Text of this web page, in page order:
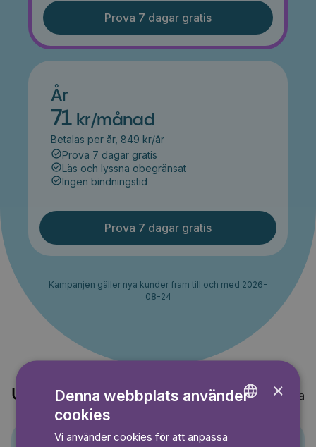
Prova 7 dagar gratis
År
71 kr/månad
Betalas per år, 849 kr/år
Prova 7 dagar gratis
Läs och lyssna obegränsat
Ingen bindningstid
Prova 7 dagar gratis
Kampanjen gäller nya kunder fram till och med 2026-
08-24
Upptäck också Visa alla
×
Denna webbplats använder
cookies
Vi använder cookies för att anpassa